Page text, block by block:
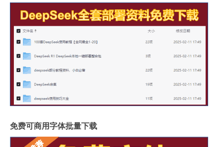
广州岩板生产企业有哪些
圆岩板玄关壁画视频讲解
岩板可以包横梁吗图片
供应硅岩板设备哪家好用
广州进口岩板厂商有哪些
岩板贴墙用啥胶最好
岩板和地板哪个质量好些
影视墙怎么安装岩板灯
成都超薄岩板费用高吗
福建岩板拼接胶品牌排行
湖北现代岩板厂家有几种
整屋岩板装饰墙面好吗
岩板上的坐垫怎么清洁
冠珠陶瓷岩板产品介绍
免费可商用字体批量下载